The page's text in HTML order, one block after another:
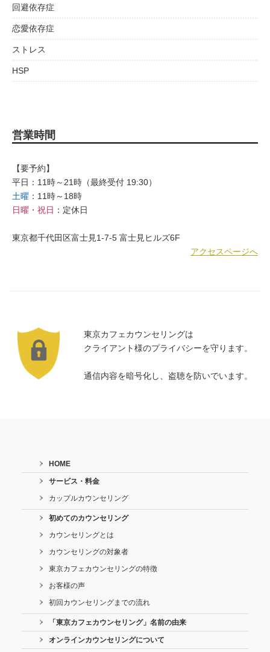
回避依存症
恋愛依存症
ストレス
HSP
営業時間
【要予約】
平日：11時～21時（最終受付 19:30）
土曜 ：11時～18時
日曜・祝日 ：定休日
東京都千代田区富士見1-7-5 富士見ヒルズ6F
アクセスページへ
東京カフェカウンセリングは
クライアント様のプライバシーを守ります。
通信内容を暗号化し、盗聴を防いでいます。
HOME
サービス・料金
カップルカウンセリング
初めてのカウンセリング
カウンセリングとは
カウンセリングの対象者
東京カフェカウンセリングの特徴
お客様の声
初回カウンセリングまでの流れ
「東京カフェカウンセリング」名前の由来
オンラインカウンセリングについて